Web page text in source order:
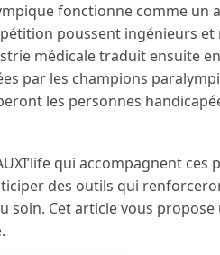
fonctionne comme un
poussent ingénieurs
médicale traduit ensuite
par les champions
les personnes
qui accompagnent
des outils qui
soin. Cet article vous propose